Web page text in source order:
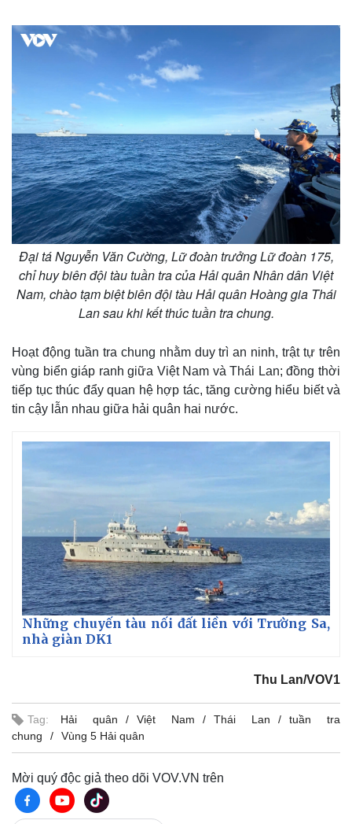
Thế giới
Hồ sơ
Multimedia
Video
E-Magazine
Infographic
Đại tá Nguyễn Văn Cường, Lữ đoàn trưởng Lữ đoàn 175,
chỉ huy biên đội tàu tuần tra của Hải quân Nhân dân Việt
Nam, chào tạm biệt biên đội tàu Hải quân Hoàng gia Thái
Lan sau khi kết thúc tuần tra chung.
Hoạt động tuần tra chung nhằm duy trì an ninh, trật tự trên
vùng biển giáp ranh giữa Việt Nam và Thái Lan; đồng thời
tiếp tục thúc đẩy quan hệ hợp tác, tăng cường hiểu biết và
tin cậy lẫn nhau giữa hải quân hai nước.
Những chuyến tàu nối đất liền với Trường Sa,
nhà giàn DK1
Thu Lan/VOV1
Tag: Hải quân Việt Nam Thái Lan
tuần tra
chung
Vùng 5 Hải quân
Mời quý độc giả theo dõi VOV.VN trên